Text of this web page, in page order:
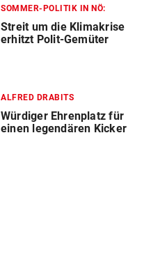
SOMMER-POLITIK IN NÖ:
Streit um die Klimakrise
erhitzt Polit-Gemüter
ALFRED DRABITS
Würdiger Ehrenplatz für
einen legendären Kicker